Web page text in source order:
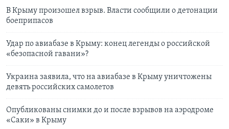
В Крыму произошел взрыв. Власти сообщили о детонации
боеприпасов
Удар по авиабазе в Крыму: конец легенды о российской
«безопасной гавани»?
Украина заявила, что на авиабазе в Крыму уничтожены
девять российских самолетов
Опубликованы снимки до и после взрывов на аэродроме
«Саки» в Крыму